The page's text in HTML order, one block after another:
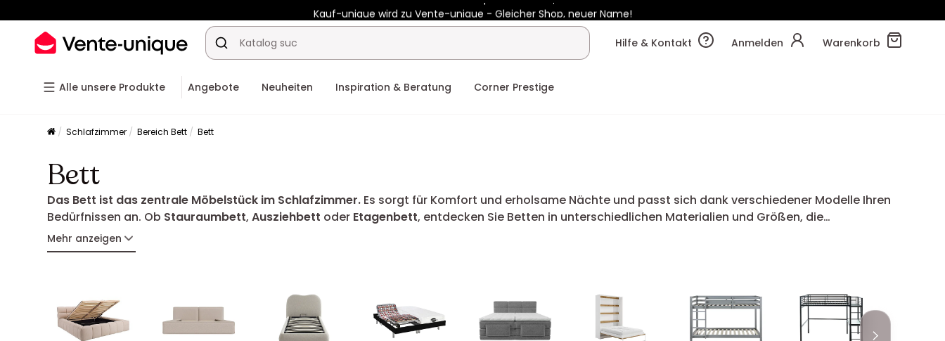
Kauf-unique wird zu Vente-unique - Gleicher Shop, neuer Name!
-10% ab €450 mitENJOY10auf Vente-unique-Produkte Noch:
Hilfe & Kontakt
Anmelden Warenkorb
Alle unsere Produkte Angebote Neuheiten Inspiration & Beratung Corner Prestige
Schlafzimmer Bereich Bett Bett
Bett
Das Bett ist das zentrale Möbelstück im Schlafzimmer. Es sorgt für Komfort und erholsame Nächte und passt sich dank verschiedener Modelle Ihren
Bedürfnissen an. Ob Stauraumbett,Ausziehbett oder Etagenbett, entdecken Sie Betten in unterschiedlichen Materialien und Größen, die
Funktionalität und Design perfekt verbinden.
Mehr anzeigen